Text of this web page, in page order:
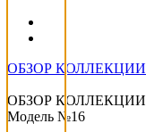
ОБЗОР КОЛЛЕКЦИИ
ОБЗОР КОЛЛЕКЦИИ
Модель №16